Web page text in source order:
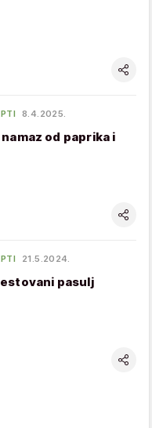
8.4.2025.
od paprika i
21.5.2024.
pasulj